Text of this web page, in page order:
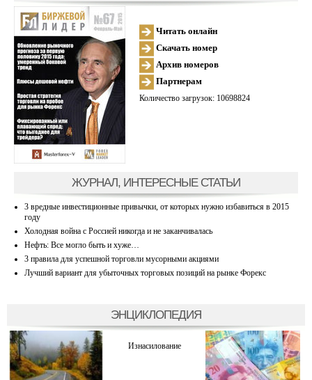
Читать онлайн
Скачать номер
Архив номеров
Партнерам
Количество загрузок: 10698824
ЖУРНАЛ, ИНТЕРЕСНЫЕ СТАТЬИ
3 вредные инвестиционные привычки, от которых нужно избавиться в 2015
году
Холодная война с Россией никогда и не заканчивалась
Нефть: Все могло быть и хуже…
3 правила для успешной торговли мусорными акциями
Лучший вариант для убыточных торговых позиций на рынке Форекс
ЭНЦИКЛОПЕДИЯ
Изнасилование